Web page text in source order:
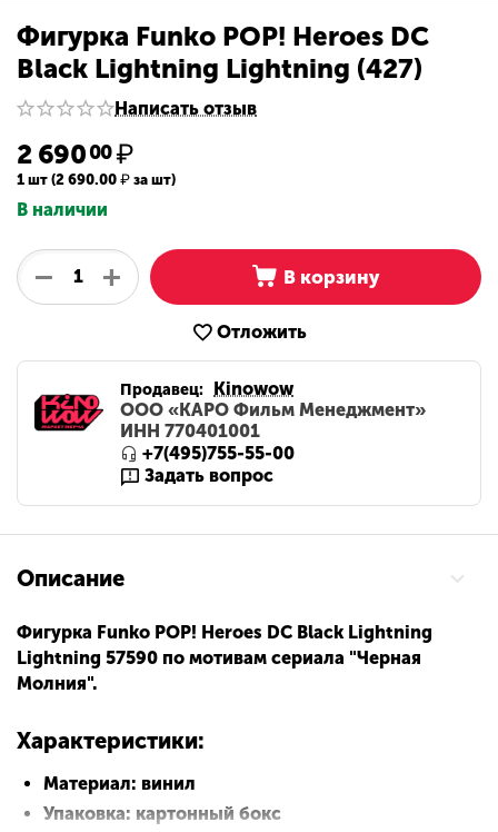
Фигурка Funko POP! Heroes DC
Black Lightning Lightning (427)
Написать отзыв
2 69000₽
1 шт (2 690.00 ₽ за шт)
В наличии
+
− В корзину
Отложить
Продавец: Kinowow
ООО «КАРО Фильм Менеджмент»
ИНН 770401001
+7(495)755-55-00
Задать вопрос
Описание
Фигурка Funko POP! Heroes DC Black Lightning
Lightning 57590 по мотивам сериала "Черная
Молния".
Характеристики:
Материал: винил
Упаковка: картонный бокс